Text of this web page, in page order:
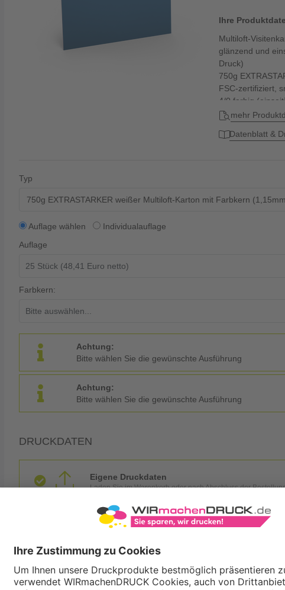
Ihre
Multiloft-
glänzend und
Druck)
750g
FSC-zertifiziert,
4/0 farbig
mehr
Datenblatt &
Typ
750g EXTRASTARKER weißer Multiloft-Karton mit Farbkern
Auflage wählen
Individualauflage
Auflage
Farbkern:
Achtung:
Bitte wählen Sie die gewünschte Ausführung
Achtung:
Bitte wählen Sie die gewünschte Ausführung
DRUCKDATEN
Eigene Druckdaten
Laden Sie im Warenkorb oder nach Abschluss der
Gestaltungsservice
ZUSATZOPTIONEN